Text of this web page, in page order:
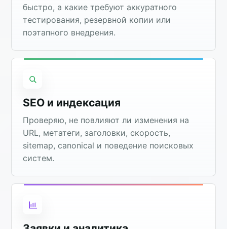
быстро, а какие требуют аккуратного
тестирования, резервной копии или
поэтапного внедрения.
SEO и индексация
Проверяю, не повлияют ли изменения на
URL, метатеги, заголовки, скорость,
sitemap, canonical и поведение поисковых
систем.